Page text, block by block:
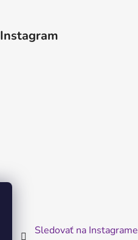
Instagram
Sledovať na Instagrame